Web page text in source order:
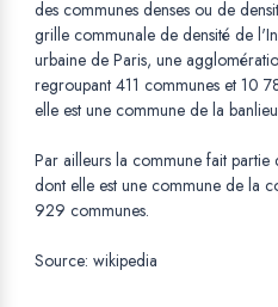
des communes denses ou de
grille communale de densité de
urbaine de Paris, une
regroupant 411 communes et 10
elle est une commune de la
Par ailleurs la commune fait
dont elle est une commune de la
929 communes.
Source: wikipedia